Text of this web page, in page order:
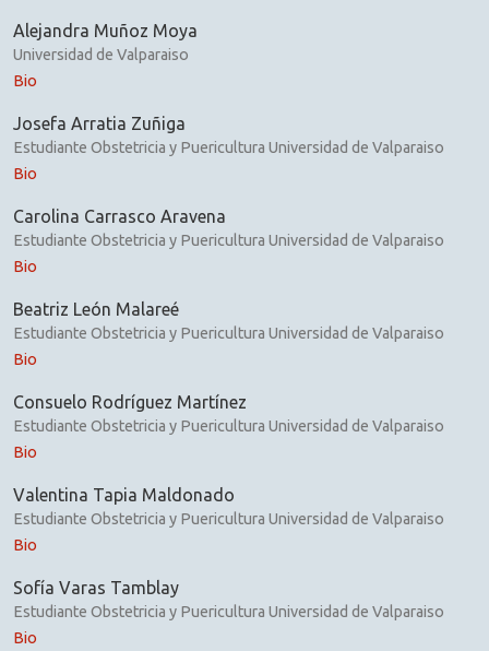
Alejandra Muñoz Moya
Universidad de Valparaiso
Bio
Josefa Arratia Zuñiga
Estudiante Obstetricia y Puericultura Universidad de Valparaiso
Bio
Carolina Carrasco Aravena
Estudiante Obstetricia y Puericultura Universidad de Valparaiso
Bio
Beatriz León Malareé
Estudiante Obstetricia y Puericultura Universidad de Valparaiso
Bio
Consuelo Rodríguez Martínez
Estudiante Obstetricia y Puericultura Universidad de Valparaiso
Bio
Valentina Tapia Maldonado
Estudiante Obstetricia y Puericultura Universidad de Valparaiso
Bio
Sofía Varas Tamblay
Estudiante Obstetricia y Puericultura Universidad de Valparaiso
Bio